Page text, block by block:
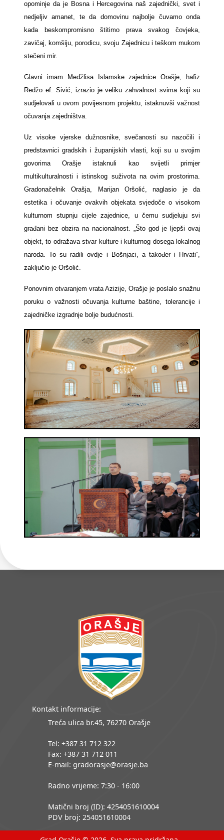
opominje da je Bosna i Hercegovina naš zajednički, svet i
nedjeljiv amanet, te da domovinu najbolje čuvamo onda
kada beskompromisno štitimo prava svakog čovjeka,
zavičaj, komšiju, porodicu, svoju Zajednicu i teškom mukom
stečeni mir.
Glavni imam Medžlisa Islamske zajednice Orašje, hafiz
Redžo ef. Sivić, izrazio je veliku zahvalnost svima koji su
sudjelovali u ovom povijesnom projektu, istaknuvši važnost
očuvanja zajedništva.
Uz visoke vjerske dužnosnike, svečanosti su nazočili i
predstavnici gradskih i županijskih vlasti, koji su u svojim
govorima Orašje istaknuli kao svijetli primjer
multikulturalnosti i istinskog suživota na ovim prostorima.
Gradonačelnik Orašja, Marijan Oršolić, naglasio je da
estetika i očuvanje ovakvih objekata svjedoče o visokom
kulturnom stupnju cijele zajednice, u čemu sudjeluju svi
građani bez obzira na nacionalnost. „Što god je ljepši ovaj
objekt, to odražava stvar kulture i kulturnog dosega lokalnog
naroda. To su radili ovdje i Bošnjaci, a također i Hrvati“,
zaključio je Oršolić.
Ponovnim otvaranjem vrata Azizije, Orašje je poslalo snažnu
poruku o važnosti očuvanja kulturne baštine, tolerancije i
zajedničke izgradnje bolje budućnosti.
Kontakt informacije:
Treća ulica br.45, 76270 Orašje
Tel: +387 31 712 322
Fax: +387 31 712 011
E-mail: gradorasje@orasje.ba
Radno vrijeme: 7:30 - 16:00
Matični broj (ID): 4254051610004
PDV broj: 254051610004